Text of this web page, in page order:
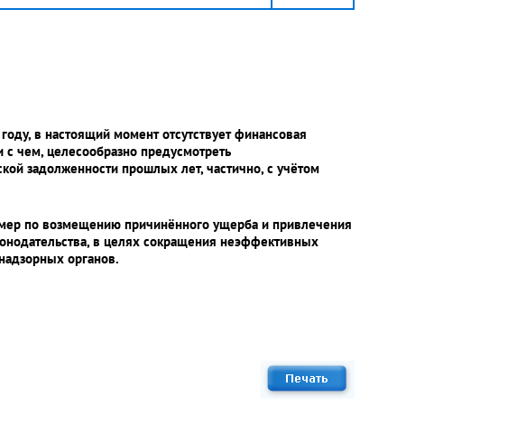
в настоящий момент отсутствует финансовая
чем, целесообразно предусмотреть
задолженности прошлых лет, частично, с учётом
по возмещению причинённого ущерба и привлечения
в целях сокращения неэффективных
органов.